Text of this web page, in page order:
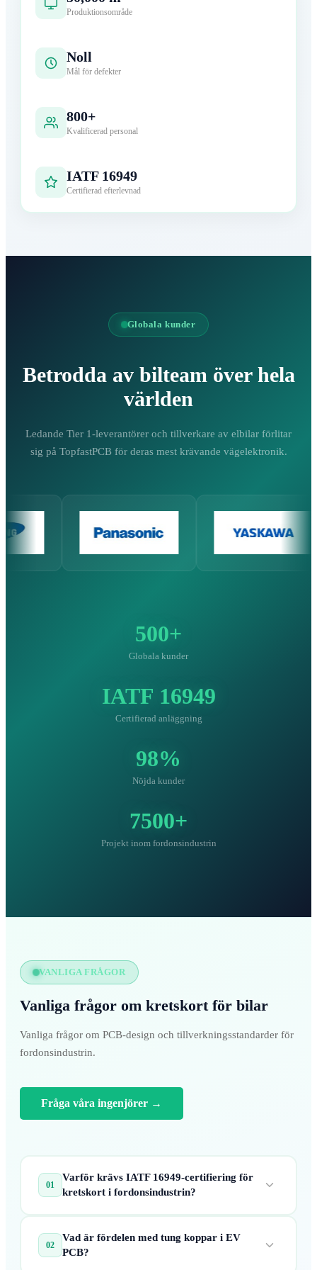
Produktionsområde
Noll
Mål för defekter
800+
Kvalificerad personal
IATF 16949
Certifierad efterlevnad
Globala kunder
Betrodda av bilteam över hela
världen
Ledande Tier 1-leverantörer och tillverkare av elbilar förlitar
sig på TopfastPCB för deras mest krävande vägelektronik.
500+
Globala kunder
IATF 16949
Certifierad anläggning
98%
Nöjda kunder
7500+
Projekt inom fordonsindustrin
VANLIGA FRÅGOR
Vanliga frågor om kretskort för bilar
Vanliga frågor om PCB-design och tillverkningsstandarder för
fordonsindustrin.
Fråga våra ingenjörer →
01
Varför krävs IATF 16949-certifiering för
kretskort i fordonsindustrin?
för fordonsindustrin. Den betonar förebyggande av
defekter, minskning av avfall och kontinuerlig
02
Vad är fördelen med tung koppar i EV
PCB?